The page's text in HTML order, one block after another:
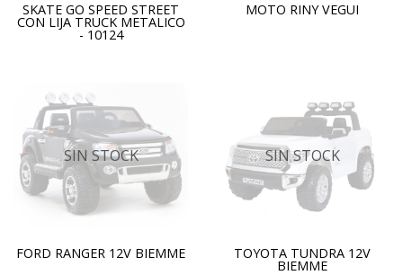
SKATE GO SPEED STREET
CON LIJA TRUCK METALICO
- 10124
MOTO RINY VEGUI
SIN STOCK
FORD RANGER 12V BIEMME
SIN STOCK
TOYOTA TUNDRA 12V
BIEMME